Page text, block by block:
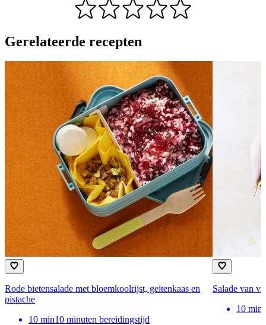
Gerelateerde recepten
Rode bietensalade met bloemkoolrijst, geitenkaas en
pistache
10 min10 minuten bereidingstijd
Salade van
10 min